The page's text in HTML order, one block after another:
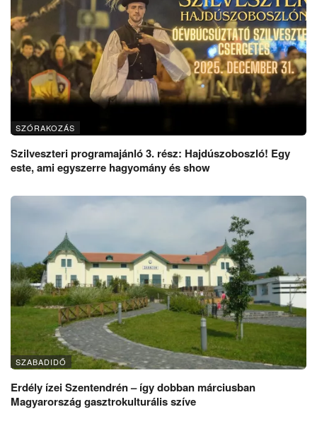
SZÓRAKOZÁS
Szilveszteri programajánló 3. rész: Hajdúszoboszló! Egy
este, ami egyszerre hagyomány és show
SZABADIDŐ
Erdély ízei Szentendrén – így dobban márciusban
Magyarország gasztrokulturális szíve